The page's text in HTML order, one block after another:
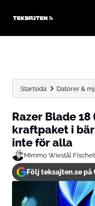
Startsida Datorer &
Razer Blade
kraftpaket i
inte för alla
Mimmo Wiestål
Följ teksajten.se på